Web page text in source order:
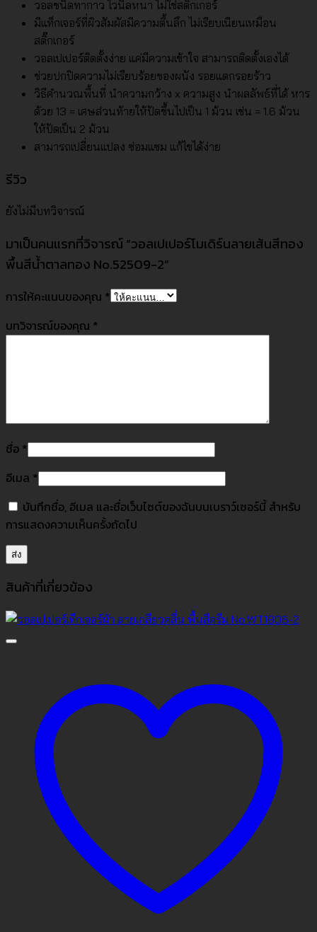
วอลชนิดทากาว ไวนิลหนา ไม่ใช่สติ๊กเกอร์
มีแท็กเจอร์ที่ผิวสัมผัสมีความตื้นลึก ไม่เรียบเนียนเหมือน
สติ๊กเกอร์
วอลเปเปอร์ติดตั้งง่าย แค่มีความเข้าใจ สามารถติดตั้งเองได้
ช่วยปกปิดความไม่เรียบร้อยของผนัง รอยแตกรอยร้าว
วิธีคำนวณพื้นที่ นำความกว้าง x ความสูง นำผลลัพธ์ที่ได้ หาร
ด้วย 13 = เศษส่วนท้ายให้ปัดขึ้นไปเป็น 1 ม้วน เช่น = 1.6 ม้วน
ให้ปัดเป็น 2 ม้วน
สามารถเปลี่ยนแปลง ซ่อมแซม แก้ไขได้ง่าย
รีวิว
ยังไม่มีบทวิจารณ์
มาเป็นคนแรกที่วิจารณ์ “วอลเปเปอร์โมเดิร์นลายเส้นสีทอง
พื้นสีน้ำตาลทอง No.52509-2”
การให้คะแนนของคุณ *
บทวิจารณ์ของคุณ *
ชื่อ *
อีเมล *
บันทึกชื่อ, อีเมล และชื่อเว็บไซต์ของฉันบนเบราว์เซอร์นี้ สำหรับ
การแสดงความเห็นครั้งถัดไป
สินค้าที่เกี่ยวข้อง